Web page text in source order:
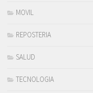
MOVIL
REPOSTERIA
SALUD
TECNOLOGIA